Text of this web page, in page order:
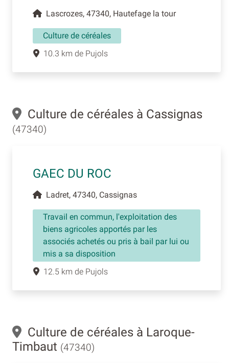
Lascrozes, 47340, Hautefage la tour
Culture de céréales
10.3 km de Pujols
Culture de céréales à Cassignas
(47340)
GAEC DU ROC
Ladret, 47340, Cassignas
Travail en commun, l'exploitation des
biens agricoles apportés par les
associés achetés ou pris à bail par lui ou
mis a sa disposition
12.5 km de Pujols
Culture de céréales à Laroque-
Timbaut (47340)